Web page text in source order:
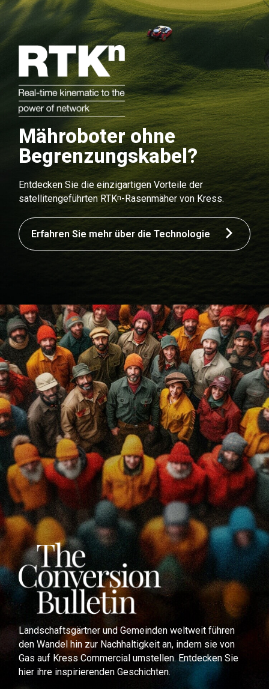
Mähroboter ohne
Begrenzungskabel?
Entdecken Sie die einzigartigen Vorteile der
satellitengeführten RTKn-Rasenmäher von Kress.
Erfahren Sie mehr über die Technologie
Landschaftsgärtner und Gemeinden weltweit führen
den Wandel hin zur Nachhaltigkeit an, indem sie von
Gas auf Kress Commercial umstellen. Entdecken Sie
hier ihre inspirierenden Geschichten.